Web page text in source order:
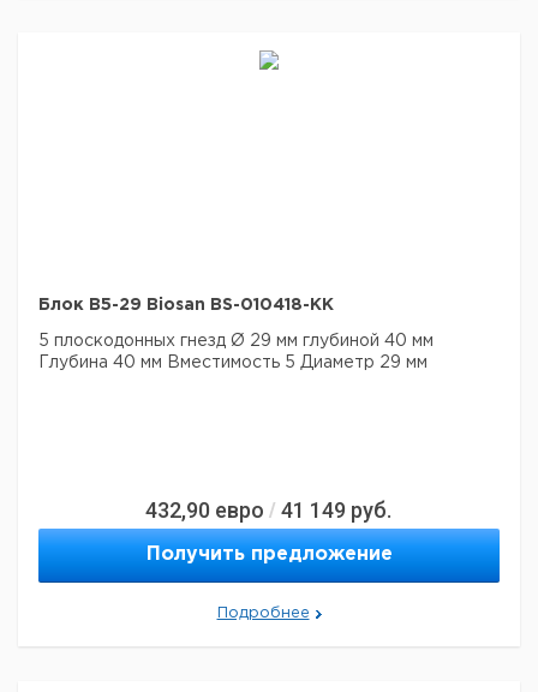
Блок B5-29 Biosan BS-010418-KK
5 плоскодонных гнезд Ø 29 мм глубиной 40 мм
Глубина 40 мм Вместимость 5 Диаметр 29 мм
432,90 евро / 41 149 руб.
Получить предложение
Подробнее